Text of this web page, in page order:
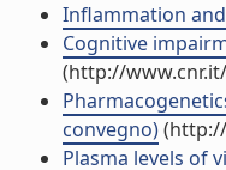
Inflammation
Cognitive
(http://
convegno)
Plasma levels of